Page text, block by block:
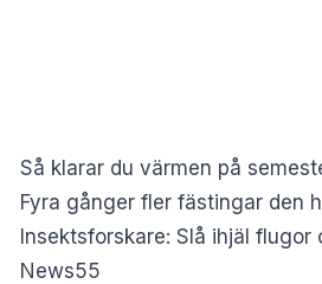
Så klarar du värmen på
Fyra gånger fler fästingar den
Insektsforskare: Slå ihjäl flugor
News55